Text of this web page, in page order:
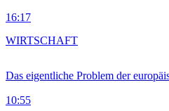
16:17
Das eigentliche Problem der
10:55
WIRTSCHAFT